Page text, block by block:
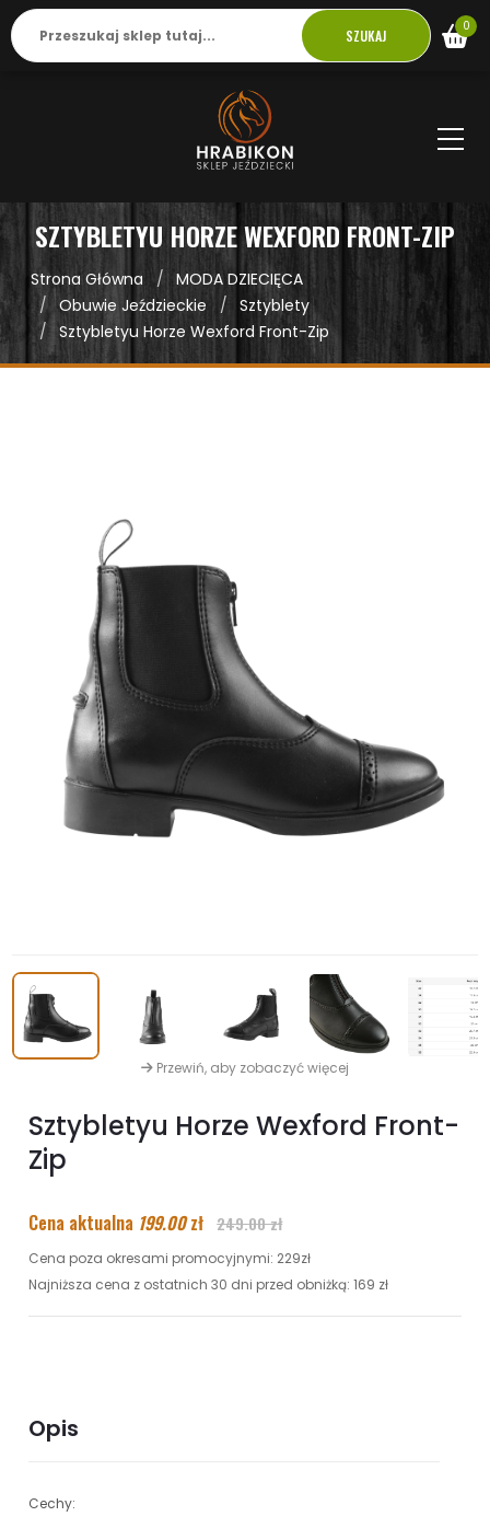
SZUKAJ 0
SZTYBLETYU HORZE WEXFORD FRONT-ZIP
Strona Główna
MODA DZIECIĘCA
Obuwie Jeździeckie
Sztyblety
Sztybletyu Horze Wexford Front-Zip
Przewiń, aby zobaczyć więcej
Sztybletyu Horze Wexford Front-
Zip
Cena aktualna 199.00zł 249.00 zł
Cena poza okresami promocyjnymi: 229zł
Najniższa cena z ostatnich 30 dni przed obniżką: 169 zł
Opis
Cechy: